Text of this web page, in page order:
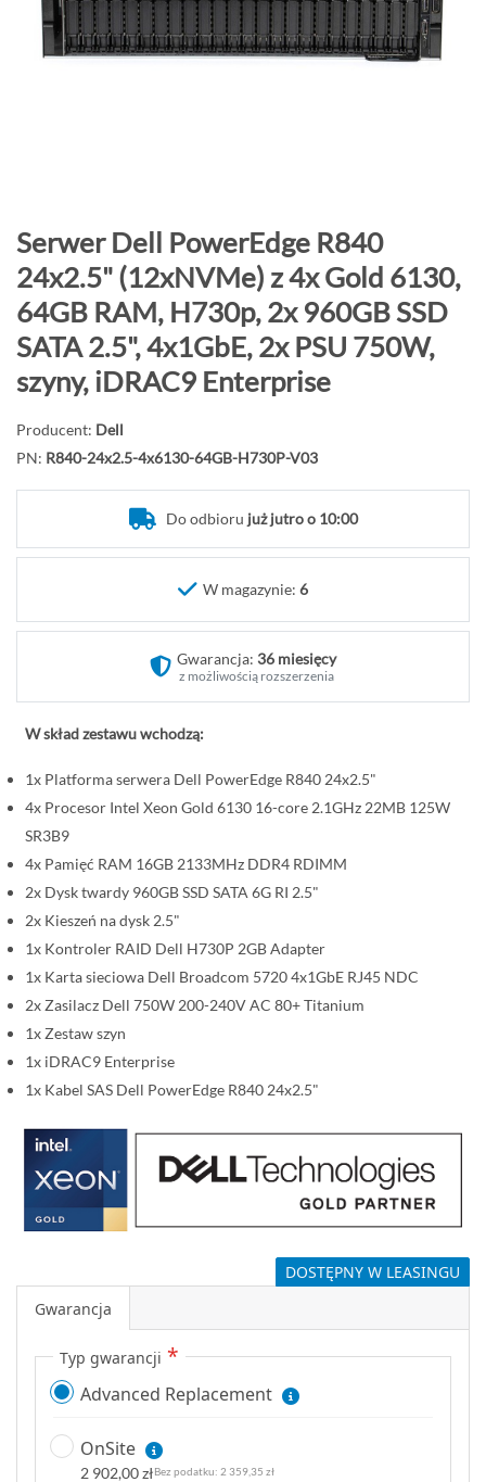
e
r
i
i
P
r
z
e
j
ź
n
p
o
z
e
a
Serwer Dell PowerEdge R840
24x2.5" (12xNVMe) z 4x Gold 6130,
64GB RAM, H730p, 2x 960GB SSD
SATA 2.5", 4x1GbE, 2x PSU 750W,
szyny, iDRAC9 Enterprise
Producent: Dell
PN: R840-24x2.5-4x6130-64GB-H730P-V03
Do odbioru już jutro o 10:00
W magazynie: 6
Gwarancja: 36 miesięcy
z możliwością rozszerzenia
W skład zestawu wchodzą:
1x Platforma serwera Dell PowerEdge R840 24x2.5"
4x Procesor Intel Xeon Gold 6130 16-core 2.1GHz 22MB 125W
SR3B9
4x Pamięć RAM 16GB 2133MHz DDR4 RDIMM
2x Dysk twardy 960GB SSD SATA 6G RI 2.5"
2x Kieszeń na dysk 2.5"
1x Kontroler RAID Dell H730P 2GB Adapter
1x Karta sieciowa Dell Broadcom 5720 4x1GbE RJ45 NDC
2x Zasilacz Dell 750W 200-240V AC 80+ Titanium
1x Zestaw szyn
1x iDRAC9 Enterprise
1x Kabel SAS Dell PowerEdge R840 24x2.5"
DOSTĘPNY W LEASINGU
Gwarancja
Typ gwarancji
Advanced Replacement
OnSite
2 902,00 zł 2 359,35 zł